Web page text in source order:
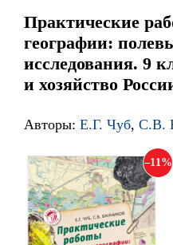
Практические
географии:
исследования. 9
и хозяйство
Авторы: Е.Г. Чуб, С.В.
11